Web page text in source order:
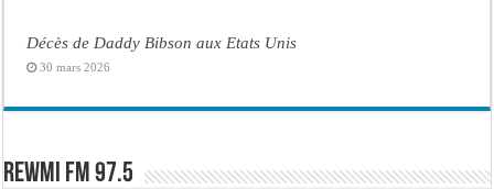
Décès de Daddy Bibson aux Etats Unis
30 mars 2026
Rewmi FM 97.5